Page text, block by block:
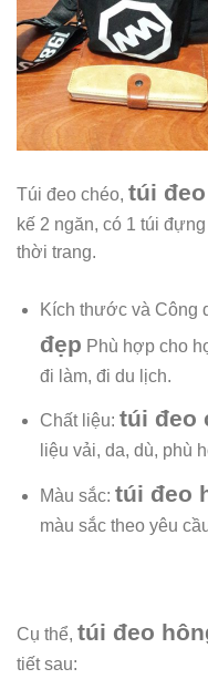
Túi đeo chéo, túi
kế 2 ngăn, có 1 túi
thời trang.
Kích thước và Công
đẹp Phù hợp cho
đi làm, đi du lịch.
Chất liệu: túi đeo
liệu vải, da, dù, phù
Màu sắc: túi đeo
màu sắc theo yêu
Cụ thể, túi đeo
tiết sau: